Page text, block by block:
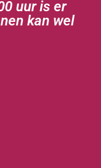
uur is er
kan wel